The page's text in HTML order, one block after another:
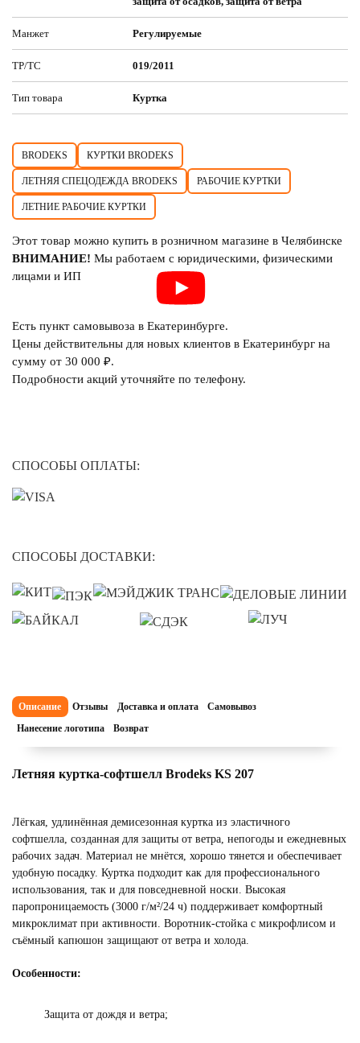
Манжет Регулируемые
ТР/ТС 019/2011
Тип товара Куртка
BRODEKS КУРТКИ BRODEKS
ЛЕТНЯЯ СПЕЦОДЕЖДА BRODEKS РАБОЧИЕ КУРТКИ
ЛЕТНИЕ РАБОЧИЕ КУРТКИ
Этот товар можно купить в розничном магазине в Челябинске
ВНИМАНИЕ! Мы работаем с юридическими, физическими
лицами и ИП
Есть пункт самовывоза в Екатеринбурге.
Цены действительны для новых клиентов в Екатеринбург на
сумму от 30 000 ₽.
Подробности акций уточняйте по телефону.
СПОСОБЫ ОПЛАТЫ:
СПОСОБЫ ДОСТАВКИ:
Описание Отзывы Доставка и оплата
Самовывоз
Нанесение логотипа
Возврат
Летняя куртка-софтшелл Brodeks KS 207
Лёгкая, удлинённая демисезонная куртка из эластичного
софтшелла, созданная для защиты от ветра, непогоды и ежедневных
рабочих задач. Материал не мнётся, хорошо тянется и обеспечивает
удобную посадку. Куртка подходит как для профессионального
использования, так и для повседневной носки. Высокая
паропроницаемость (3000 г/м²/24 ч) поддерживает комфортный
микроклимат при активности. Воротник-стойка с микрофлисом и
съёмный капюшон защищают от ветра и холода.
Особенности:
Защита от дождя и ветра;